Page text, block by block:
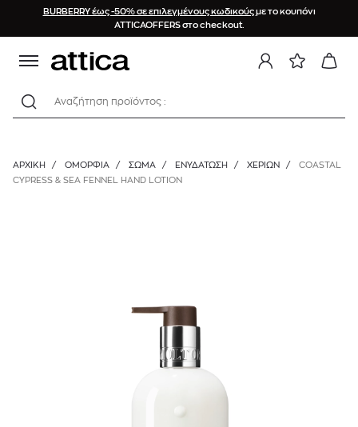
BURBERRY έως -50% σε επιλεγμένους κωδικούςμε το κουπόνι
ATTICAOFFERS στο checkout.
Αναζήτηση προϊόντος :
ΑΡΧΙΚΉ / ΟΜΟΡΦΙΑ / ΣΩΜΑ / ΕΝΥΔΆΤΩΣΗ / ΧΕΡΙΏΝ /
COASTAL
CYPRESS & SEA FENNEL HAND LOTION